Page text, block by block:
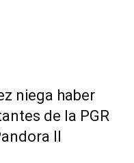
niega haber
de la PGR
II